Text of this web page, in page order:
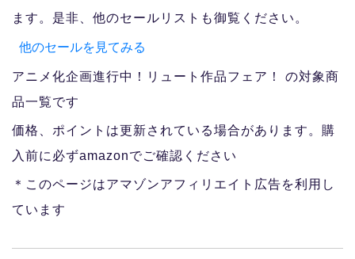
ます。是非、他のセールリストも御覧ください。
他のセールを見てみる
アニメ化企画進行中！リュート作品フェア！ の対象商
品一覧です
価格、ポイントは更新されている場合があります。購
入前に必ずamazonでご確認ください
＊このページはアマゾンアフィリエイト広告を利用し
ています